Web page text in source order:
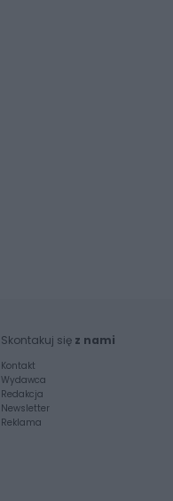
Skontakuj się z nami
Kontakt
Wydawca
Redakcja
Newsletter
Reklama